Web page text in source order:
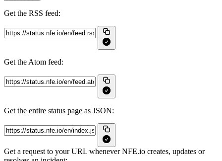
Get the RSS feed:
Get the Atom feed:
Get the entire status page as JSON:
Get a request to your URL whenever NFE.io creates, updates or